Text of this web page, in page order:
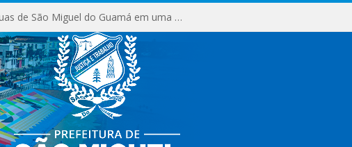
Milhares de fiéis tomam as ruas de São Miguel do Guamá em uma grande celebração de fé na Marcha para Jesus 2026.